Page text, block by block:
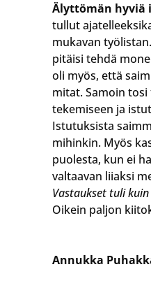
Älyttömän hyviä
tullut
mukavan
pitäisi tehdä
oli myös, että
mitat. Samoin
tekemiseen ja
Istutuksista
mihinkin. Myös
puolesta, kun ei
valtaavan liiaksi
Vastaukset tuli
Oikein paljon
Annukka